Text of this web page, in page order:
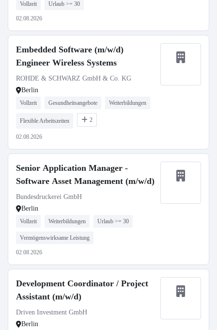
Vollzeit Urlaub >= 30
02.08.2026
Embedded Software (m/w/d)
Engineer Wireless Systems
ROHDE & SCHWARZ GmbH & Co. KG
Berlin
Vollzeit Gesundheitsangebote Weiterbildungen
Flexible Arbeitszeiten 2
02.08.2026
Senior Application Manager -
Software Asset Management (m/w/d)
Bundesdruckerei GmbH
Berlin
Vollzeit Weiterbildungen Urlaub >= 30
Vermögenswirksame Leistung
02.08.2026
Development Coordinator / Project
Assistant (m/w/d)
Driven Investment GmbH
Berlin